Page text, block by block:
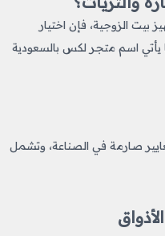
بيت الزوجية، فإن اختيار
اسم متجر لكس بالسعودية
صارمة في الصناعة، وتشمل